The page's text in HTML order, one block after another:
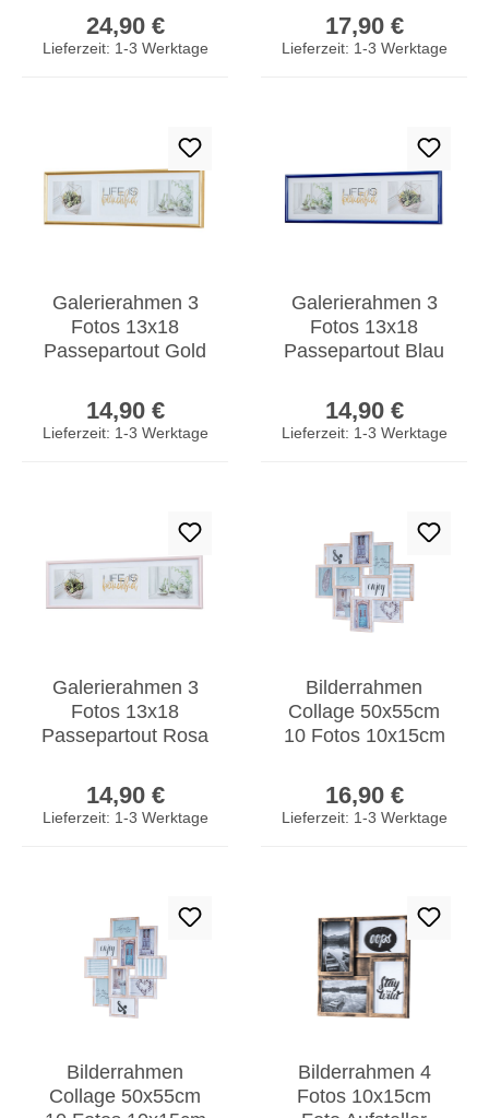
Collage Galerie
Wanddeko
24,90 €
Lieferzeit: 1-3 Werktage
Barock
17,90 €
Lieferzeit: 1-3 Werktage
Galerierahmen 3
Fotos 13x18
Passepartout Gold
Fotorahmen
Collage
14,90 €
Lieferzeit: 1-3 Werktage
Galerierahmen 3
Fotos 13x18
Passepartout Blau
Fotorahmen
Collage
14,90 €
Lieferzeit: 1-3 Werktage
Galerierahmen 3
Fotos 13x18
Passepartout Rosa
Fotorahmen
Collage
14,90 €
Lieferzeit: 1-3 Werktage
Bilderrahmen
Collage 50x55cm
10 Fotos 10x15cm
Gewischt Vintage
16,90 €
Lieferzeit: 1-3 Werktage
Bilderrahmen
Collage 50x55cm
Bilderrahmen 4
Fotos 10x15cm